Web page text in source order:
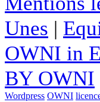
Unes |
OWNI in
BY OWNI
Wordpress OWNI